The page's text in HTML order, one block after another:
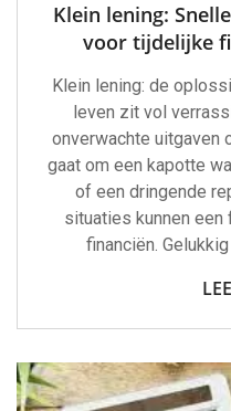
Klein lening:
voor tijdelijke
Klein lening: de
leven zit vol
onverwachte uitgaven
gaat om een kapotte
of een dringende
situaties kunnen een
financiën.